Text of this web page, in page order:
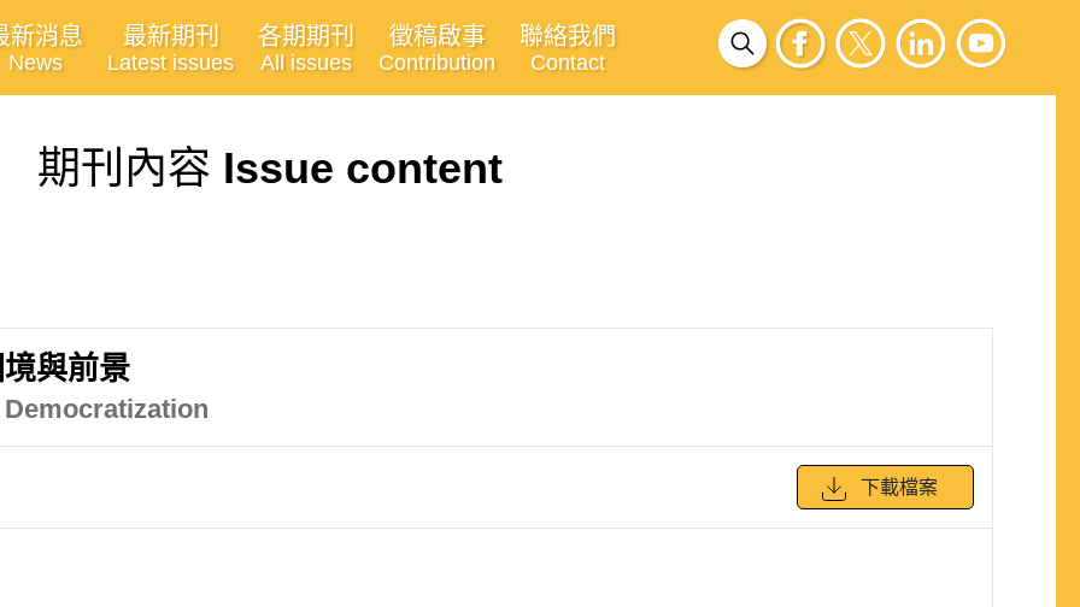
新消息
News
最新期刊
Latest issues
各期期刊
All issues
徵稿啟事
Contribution
聯絡我們
Contact
期刊內容 Issue content
與前景
下載檔案